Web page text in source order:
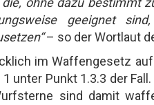
geeignet
– so der Wortlaut
im Waffengesetz
unter Punkt 1.3.3 der
sind damit